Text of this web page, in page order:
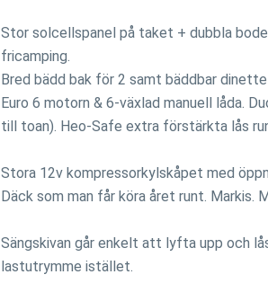
Stor solcellspanel på taket + dubbla
fricamping.
Bred bädd bak för 2 samt bäddbar
Euro 6 motorn & 6-växlad manuell låda.
till toan). Heo-Safe extra förstärkta lås
Stora 12v kompressorkylskåpet med
Däck som man får köra året runt. Markis.
Sängskivan går enkelt att lyfta upp och
lastutrymme istället.